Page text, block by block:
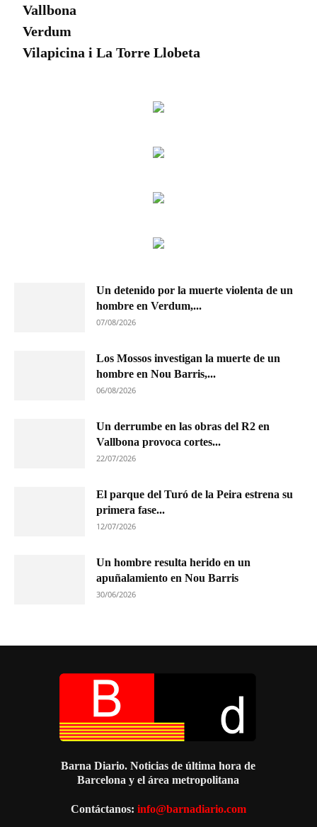
Vallbona
Verdum
Vilapicina i La Torre Llobeta
Un detenido por la muerte violenta de un
hombre en Verdum,...
07/08/2026
Los Mossos investigan la muerte de un
hombre en Nou Barris,...
06/08/2026
Un derrumbe en las obras del R2 en
Vallbona provoca cortes...
22/07/2026
El parque del Turó de la Peira estrena su
primera fase...
12/07/2026
Un hombre resulta herido en un
apuñalamiento en Nou Barris
30/06/2026
Barna Diario. Noticias de última hora de
Barcelona y el área metropolitana
Contáctanos: info@barnadiario.com